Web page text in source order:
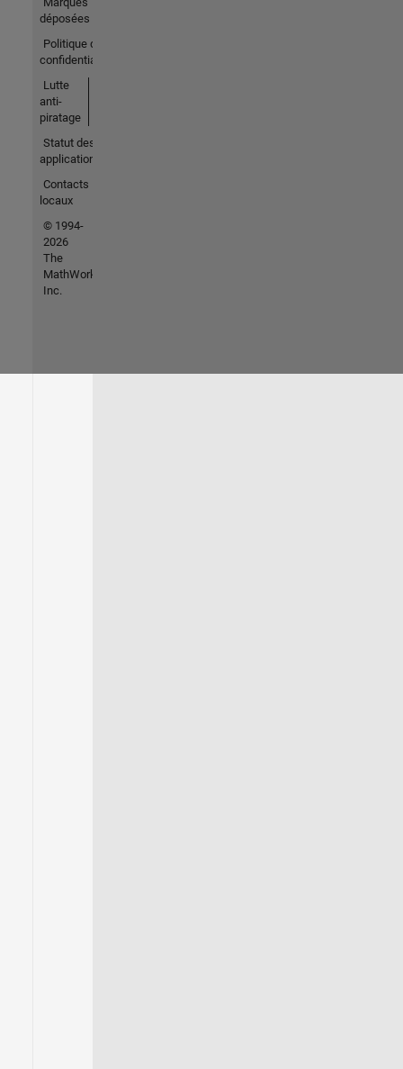
déposées
Politique de
confidentialité
Lutte
anti-
piratage
Statut des
applications
Contacts
locaux
© 1994-
2026
The
MathWorks,
Inc.